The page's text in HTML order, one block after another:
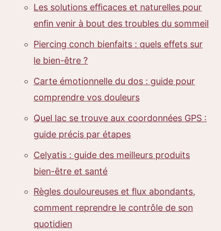
Les solutions efficaces et naturelles pour
enfin venir à bout des troubles du sommeil
Piercing conch bienfaits : quels effets sur
le bien-être ?
Carte émotionnelle du dos : guide pour
comprendre vos douleurs
Quel lac se trouve aux coordonnées GPS :
guide précis par étapes
Celyatis : guide des meilleurs produits
bien-être et santé
Règles douloureuses et flux abondants,
comment reprendre le contrôle de son
quotidien